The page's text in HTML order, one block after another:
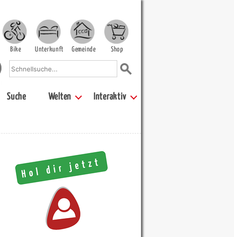
Bike Unterkunft Gemeinde Shop
Suche Welten Interaktiv